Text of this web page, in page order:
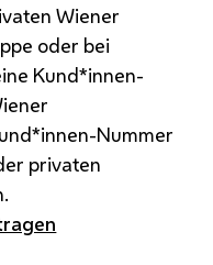
Wiener
oder bei
Kund*innen-
Nummer
privaten